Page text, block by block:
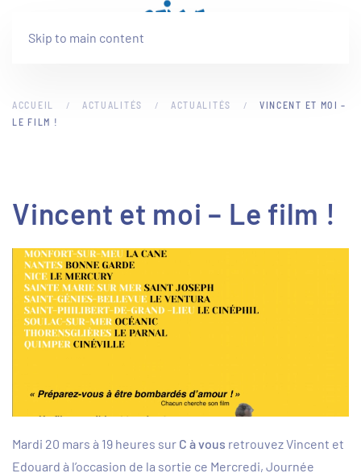
Skip to main content
ACCUEIL ACTUALITÉS ACTUALITÉS
VINCENT ET MOI –
LE FILM !
Vincent et moi – Le film !
Mardi 20 mars à 19 heures sur C à vous retrouvez Vincent et
Edouard à l’occasion de la sortie ce Mercredi, Journée